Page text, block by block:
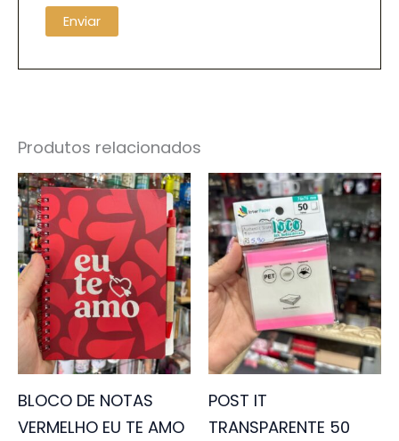
Produtos relacionados
BLOCO DE NOTAS
VERMELHO EU TE AMO
POST IT
TRANSPARENTE 50